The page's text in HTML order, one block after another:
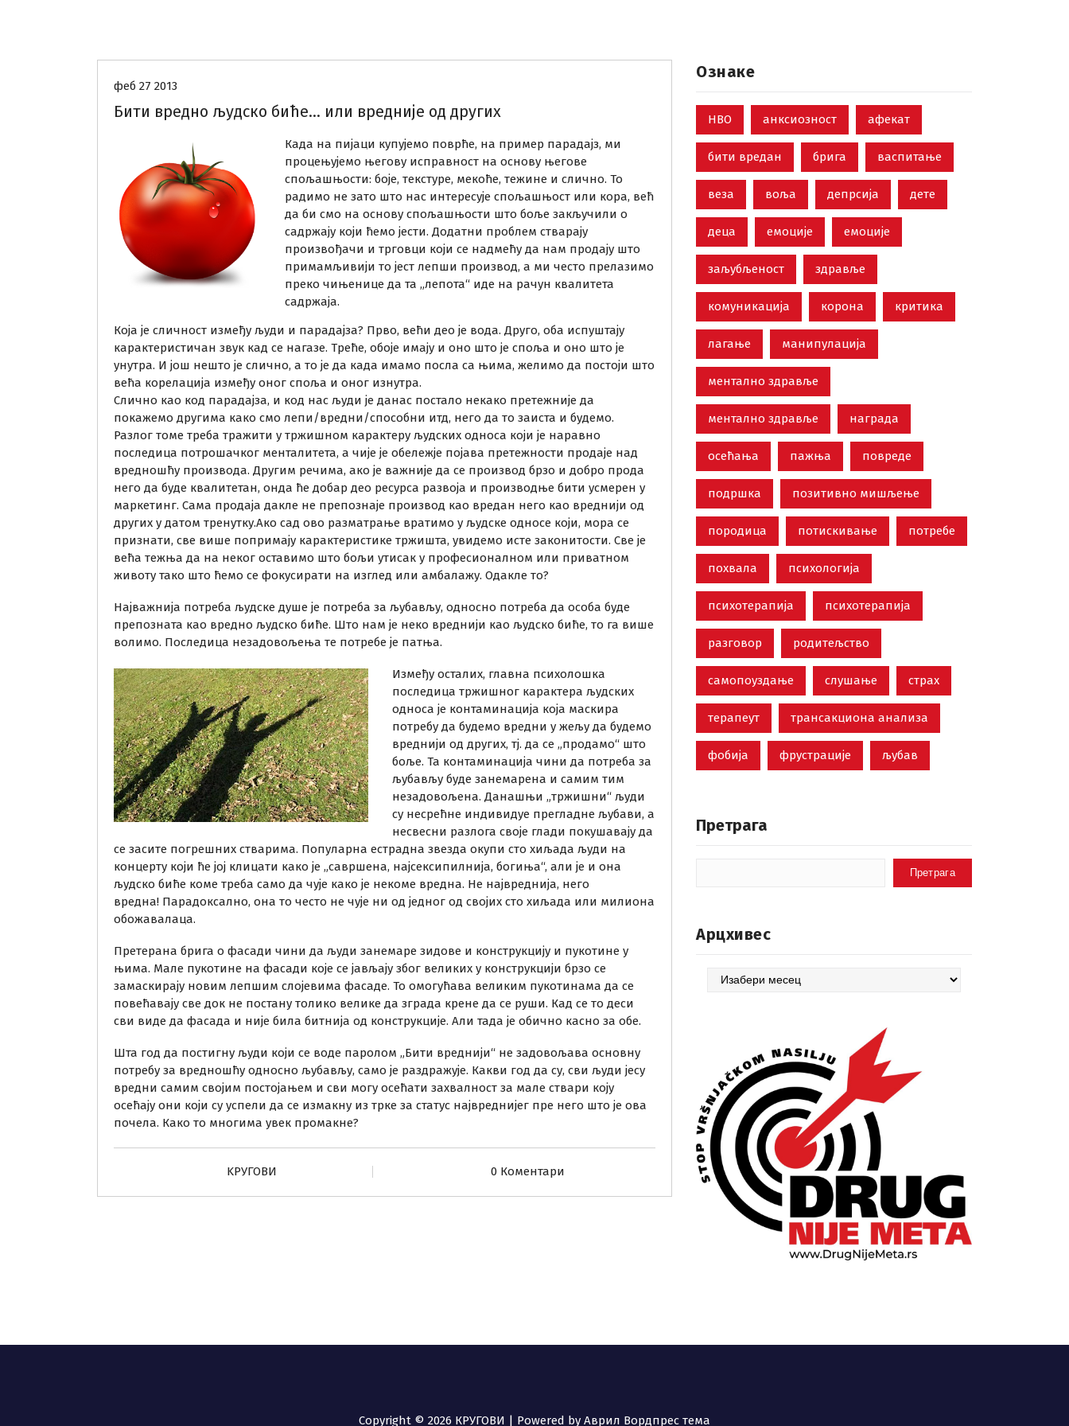
феб 27 2013
Бити вредно људско биће… или вредније од других
Када на пијаци купујемо поврће, на пример парадајз, ми
процењујемо његову исправност на основу његове
спољашњости: боје, текстуре, мекоће, тежине и слично. То
радимо не зато што нас интересује спољашњост или кора, већ
да би смо на основу спољашњости што боље закључили о
садржају који ћемо јести. Додатни проблем стварају
произвођачи и трговци који се надмећу да нам продају што
примамљивији то јест лепши производ, а ми често прелазимо
преко чињенице да та „лепота“ иде на рачун квалитета
садржаја.
Која је сличност између људи и парадајза? Прво, већи део је вода. Друго, оба испуштају
карактеристичан звук кад се нагазе. Треће, обоје имају и оно што је споља и оно што је
унутра. И још нешто је слично, а то је да када имамо посла са њима, желимо да постоји што
већа корелација између оног споља и оног изнутра.
Слично као код парадајза, и код нас људи је данас постало некако претежније да
покажемо другима како смо лепи/вредни/способни итд, него да то заиста и будемо.
Разлог томе треба тражити у тржишном карактеру људских односа који је наравно
последица потрошачког менталитета, а чије је обележје појава претежности продаје над
вредношћу производа. Другим речима, ако је важније да се производ брзо и добро прода
него да буде квалитетан, онда ће добар део ресурса развоја и производње бити усмерен у
маркетинг. Сама продаја дакле не препознаје производ као вредан него као вреднији од
других у датом тренутку.Ако сад ово разматрање вратимо у људске односе који, мора се
признати, све више попримају карактеристике тржишта, увидемо исте законитости. Све је
већа тежња да на неког оставимо што бољи утисак у професионалном или приватном
животу тако што ћемо се фокусирати на изглед или амбалажу. Одакле то?
Најважнија потреба људске душе је потреба за љубављу, односно потреба да особа буде
препозната као вредно људско биће. Што нам је неко вреднији као људско биће, то га више
волимо. Последица незадовољења те потребе је патња.
Између осталих, главна психолошка
последица тржишног карактера људских
односа је контаминација која маскира
потребу да будемо вредни у жељу да будемо
вреднији од других, тј. да се „продамо“ што
боље. Та контаминација чини да потреба за
љубављу буде занемарена и самим тим
незадовољена. Данашњи „тржишни“ људи
су несрећне индивидуе прегладне љубави, а
несвесни разлога своје глади покушавају да
се засите погрешних стварима. Популарна естрадна звезда окупи сто хиљада људи на
концерту који ће јој клицати како је „савршена, најсексипилнија, богиња“, али је и она
људско биће коме треба само да чује како је некоме вредна. Не највреднија, него
вредна! Парадоксално, она то често не чује ни од једног од својих сто хиљада или милиона
обожавалаца.
Претерана брига о фасади чини да људи занемаре зидове и конструкцију и пукотине у
њима. Мале пукотине на фасади које се јављају због великих у конструкцији брзо се
замаскирају новим лепшим слојевима фасаде. То омогућава великим пукотинама да се
повећавају све док не постану толико велике да зграда крене да се руши. Кад се то деси
сви виде да фасада и није била битнија од конструкције. Али тада је обично касно за обе.
Шта год да постигну људи који се воде паролом „Бити вреднији“ не задовољава основну
потребу за вредношћу односно љубављу, само је раздражује. Какви год да су, сви људи јесу
вредни самим својим постојањем и сви могу осећати захвалност за мале ствари коју
осећају они који су успели да се измакну из трке за статус највреднијег пре него што је ова
почела. Како то многима увек промакне?
KРУГОВИ 0 Коментари
Ознаке
НВО анксиозност афекат
бити вредан брига васпитање
веза воља депрсија дете
деца емоције емоције
заљубљеност здравље
комуникација корона критика
лагање манипулација
ментално здравље
ментално здравље награда
осећања пажња повреде
подршка позитивно мишљење
породица потискивање потребе
похвала психологија
психотерапија психотерапија
разговор родитељство
самопоуздање слушање страх
терапеут трансакциона анализа
фобија фрустрације љубав
Претрага
Претрага
Арцхивес
Арцхивес
Copyright © 2026 КРУГОВИ | Powered by Аврил Вордпрес тема